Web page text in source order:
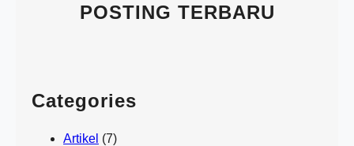
POSTING TERBARU
Categories
Artikel (7)